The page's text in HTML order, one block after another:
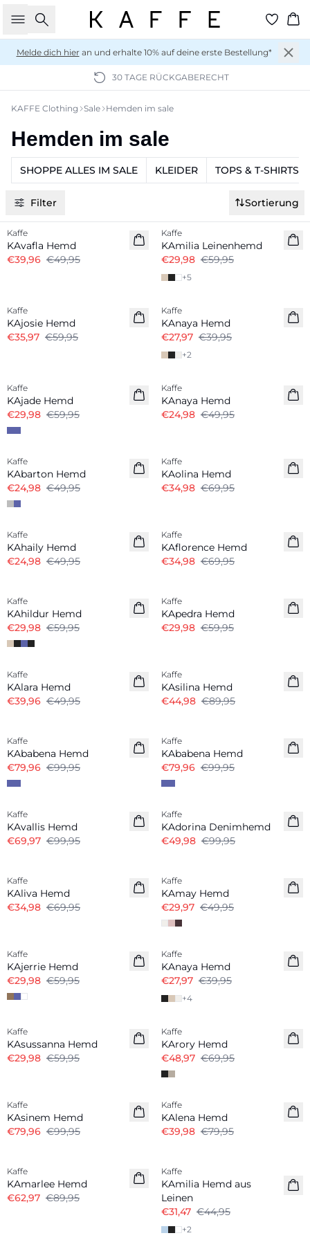
Suche
Melde dich hieran und erhalte 10% auf deine erste Bestellung*
30 TAGE RÜCKGABERECHT
KAFFE Clothing Sale Hemden im sale
Hemden im sale
SHOPPE ALLES IM SALE KLEIDER TOPS & T-SHIRTS
Filter Sortierung
-20%
Kaffe
KAvafla Hemd
€39,96 €49,95
Leinenmix
Kaffe
KAmilia Leinenhemd
€29,98 €59,95
+5
Kaffe
KAjosie Hemd
€35,97 €59,95
Kaffe
KAnaya Hemd
€27,97 €39,95
+2
Kaffe
KAjade Hemd
€29,98 €59,95
Kaffe
KAnaya Hemd
€24,98 €49,95
-50%
Kaffe
KAbarton Hemd
€24,98 €49,95
Kaffe
KAolina Hemd
€34,98 €69,95
-50%
Kaffe
KAhaily Hemd
€24,98 €49,95
Kaffe
KAflorence Hemd
€34,98 €69,95
Kaffe
KAhildur Hemd
€29,98 €59,95
Kaffe
KApedra Hemd
€29,98 €59,95
-20%
Kaffe
KAlara Hemd
€39,96 €49,95
Kaffe
KAsilina Hemd
€44,98 €89,95
Kaffe
KAbabena Hemd
€79,96 €99,95
Kaffe
KAbabena Hemd
€79,96 €99,95
-30%
Kaffe
KAvallis Hemd
€69,97 €99,95
-50%
Kaffe
KAdorina Denimhemd
€49,98 €99,95
Kaffe
KAliva Hemd
€34,98 €69,95
Kaffe
KAmay Hemd
€29,97 €49,95
Kaffe
KAjerrie Hemd
€29,98 €59,95
-30%
Kaffe
KAnaya Hemd
€27,97 €39,95
+4
Kaffe
KAsussanna Hemd
€29,98 €59,95
Kaffe
KArory Hemd
€48,97 €69,95
Kaffe
KAsinem Hemd
€79,96 €99,95
-50%
Kaffe
KAlena Hemd
€39,98 €79,95
Kaffe
KAmarlee Hemd
€62,97 €89,95
Leinenmix
Kaffe
KAmilia Hemd aus
Leinen
€31,47 €44,95
+2